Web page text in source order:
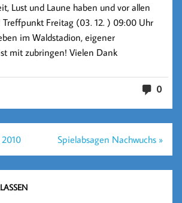
Lust und Laune haben und vor allen
Freitag (03. 12. ) 09:00 Uhr
im Waldstadion, eigener
mit zubringen! Vielen Dank
0
Spielabsagen Nachwuchs »